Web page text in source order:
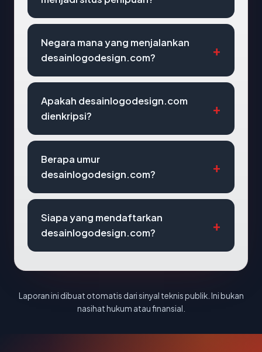
Negara mana yang menjalankan
desainlogodesign.com?
Apakah desainlogodesign.com
dienkripsi?
Berapa umur
desainlogodesign.com?
Siapa yang mendaftarkan
desainlogodesign.com?
Laporan ini dibuat otomatis dari sinyal teknis publik. Ini bukan
nasihat hukum atau finansial.